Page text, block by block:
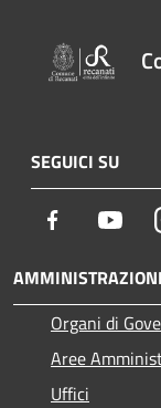
SEGUICI SU
Facebook
Organi di
Aree
Uffici